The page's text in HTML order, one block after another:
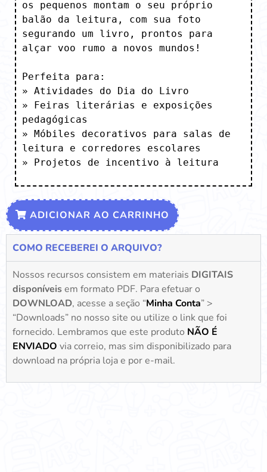
os pequenos montam o seu próprio
balão da leitura, com sua foto
segurando um livro, prontos para
alçar voo rumo a novos mundos!
Perfeita para:
» Atividades do Dia do Livro
» Feiras literárias e exposições
pedagógicas
» Móbiles decorativos para salas de
leitura e corredores escolares
» Projetos de incentivo à leitura
ADICIONAR AO CARRINHO
COMO RECEBEREI O ARQUIVO?
Nossos recursos consistem em materiais DIGITAIS
disponíveisem formato PDF. Para efetuar o
DOWNLOAD, acesse a seção “Minha Conta” >
“Downloads” no nosso site ou utilize o link que foi
fornecido. Lembramos que este produto NÃO É
ENVIADO via correio, mas sim disponibilizado para
download na própria loja e por e-mail.